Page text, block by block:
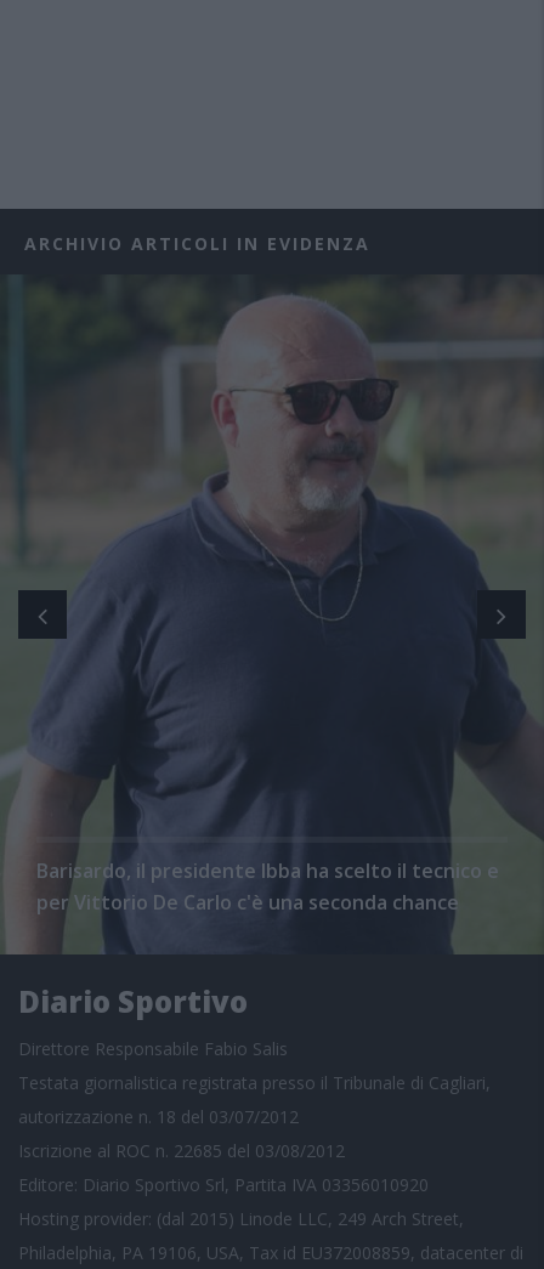
ARCHIVIO ARTICOLI IN EVIDENZA
Barisardo, il presidente Ibba ha scelto il tecnico e
per Vittorio De Carlo c'è una seconda chance
Diario Sportivo
Direttore Responsabile Fabio Salis
Testata giornalistica registrata presso il Tribunale di Cagliari,
autorizzazione n. 18 del 03/07/2012
Iscrizione al ROC n. 22685 del 03/08/2012
Editore: Diario Sportivo Srl, Partita IVA 03356010920
Hosting provider: (dal 2015) Linode LLC, 249 Arch Street,
Philadelphia, PA 19106, USA, Tax id EU372008859, datacenter di